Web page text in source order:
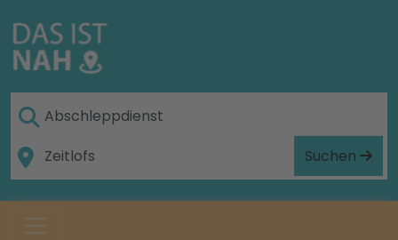
Suchen